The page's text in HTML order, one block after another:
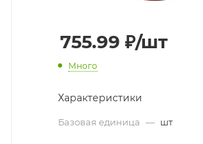
755.99 ₽/шт
Много
Характеристики
Базовая единица — шт